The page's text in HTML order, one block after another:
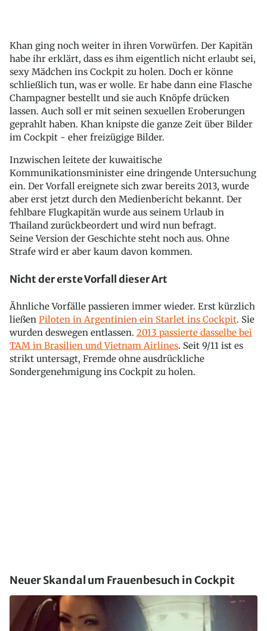
Khan ging noch weiter in ihren Vorwürfen. Der Kapitän
habe ihr erklärt, dass es ihm eigentlich nicht erlaubt sei,
sexy Mädchen ins Cockpit zu holen. Doch er könne
schließlich tun, was er wolle. Er habe dann eine Flasche
Champagner bestellt und sie auch Knöpfe drücken
lassen. Auch soll er mit seinen sexuellen Eroberungen
geprahlt haben. Khan knipste die ganze Zeit über Bilder
im Cockpit - eher freizügige Bilder.
Inzwischen leitete der kuwaitische
Kommunikationsminister eine dringende Untersuchung
ein. Der Vorfall ereignete sich zwar bereits 2013, wurde
aber erst jetzt durch den Medienbericht bekannt. Der
fehlbare Flugkapitän wurde aus seinem Urlaub in
Thailand zurückbeordert und wird nun befragt.
Seine Version der Geschichte steht noch aus. Ohne
Strafe wird er aber kaum davon kommen.
Nicht der erste Vorfall dieser Art
Ähnliche Vorfälle passieren immer wieder. Erst kürzlich
ließen Piloten in Argentinien ein Starlet ins Cockpit. Sie
wurden deswegen entlassen. 2013 passierte dasselbe bei
TAM in Brasilien und Vietnam Airlines. Seit 9/11 ist es
strikt untersagt, Fremde ohne ausdrückliche
Sondergenehmigung ins Cockpit zu holen.
Neuer Skandal um Frauenbesuch in Cockpit